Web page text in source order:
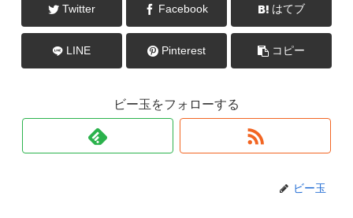
Twitter Facebook はてブ
LINE Pinterest コピー
ビー玉をフォローする
ビー玉